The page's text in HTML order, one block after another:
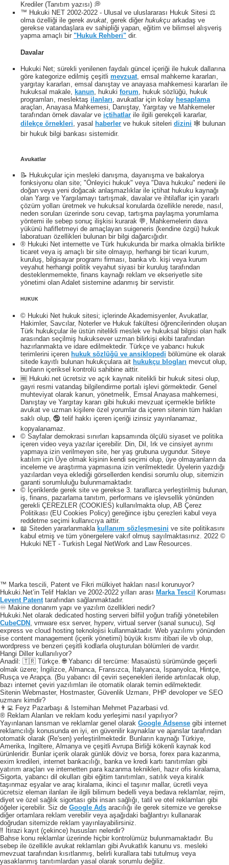
Krediler (Tanıtım yazısı) 💭
™ Hukuki NET 2002-2022 - Ulusal ve uluslararası Hukuk Sitesi ⚖️
olma özelliği ile gerek avukat, gerek diğer hukukçu arkadaş ve
gerekse vatandaşlara ev sahipliği yapan, eğitim ve bilimsel alışveriş
yapma amaçlı bir "Hukuk Rehberi" dir.
Davalar
Hukuki Net; sürekli yenilenen faydalı güncel içeriği ile hukuk dallarına
göre kategorize edilmiş çeşitli mevzuat , emsal mahkeme kararları,
yargıtay kararları, emsal danıştay ve anayasa mahkemesi kararları ile
hukuksal makale,
kanun , hukuki forum , hukuk sözlüğü, hukuk
programları, meslektaş ilanları , avukatlar için kolay hesaplama
araçları, Anayasa Mahkemesi, Danıştay, Yargıtay ve Mahkemeler
tarafından örnek davalarve içtihatlar ile ilgili gerekçeli kararlar,
dilekçe örnekleri , yasal haberler ve hukuk siteleri dizini 🕸 bulunan
bir hukuk bilgi bankası sistemidir.
Avukatlar
📝 Hukukçular için mesleki danışma, dayanışma ve bakalorya
fonksiyonu olan site; "Önleyici hukuk" veya "Dava hukuku" nedeni ile
doğan veya yeni doğacak anlaşmazlıklar ile içtihat hukuku kaynağı
olan Yargı ve Yargılamayı tartışmak, davalar ve ihtilaflar için yararlı
çözüm yolları üretmek ve hukuksal konularda özellikle nerede, nasıl,
neden soruları üzerinde soru cevap, tartışma paylaşma yorumlama
yöntemi ile sebep sonuç ilişkisi kurarak 💬, Mahkemelerin dava
yükünü hafifletmeyi de amaçlayan suigeneris (kendine özgü) hukuk
laboratuarı özellikleri bulunan bir bilgi dağarcığıdır.
® Hukuki Net internette ve Türk hukukunda bir marka olmakla birlikte
ticaret veya iş amaçlı bir site olmayıp, herhangi bir ticari kurum,
kuruluş, bilgisayar programı firması, banka vb. kişi veya kurum
veyahut herhangi politik veyahut siyasi bir kuruluş tarafından
desteklenmemekte, finans kaynağı reklam ve ekseriyetle site
yönetimi olan Adalet sistemine adanmış bir servistir.
HUKUK
© Hukuki Net hukuk sitesi; içlerinde Akademisyenler, Avukatlar,
Hakimler, Savcılar, Noterler ve Hukuk fakültesi öğrencilerinden oluşan
Türk hukukçular ile üstün nitelikli meslek ve hukuksal bilgisi olan halk
arasından seçilmiş hukuksever uzman bilirkişi ekibi tarafından
hazırlanmakta ve idare edilmektedir. Türkçe ve yabancı hukuk
terimlerini içeren hukuk sözlüğü ve ansiklopedi bölümüne ek olarak
sitede kayıtlı bulunan hukukçulara ait hukukçu blogları mevcut olup,
bunların içeriksel kontrolü sahibine aittir.
🆓 Hukuki.net ücretsiz ve açık kaynak nitelikli bir hukuk sitesi olup,
gayri resmi vatandaş bilgilendirme portalı işlevi görmektedir. Genel
muhteviyat olarak kanun, yönetmelik, Emsal Anayasa mahkemesi,
Danıştay ve Yargıtay kararı gibi hukuki mevzuat içermekle birlikte
avukat ve uzman kişilere özel yorumlar da içeren sitenin tüm hakları
saklı olup, 🕲 telif hakkı içeren içeriği izinsiz yayınlanamaz,
kopyalanamaz.
© Sayfalar demokrasi sınırları kapsamında ölçülü siyaset ve politika
içeren video veya yazılar içerebilir. Din, Dil, Irk ve cinsiyet ayrımı
yapmaya izin verilmeyen site, her yaş grubuna uygundur. Siteye
katılım için Üye olmak kişinin kendi seçimi olup, üye olmayanların da
inceleme ve araştırma yapmasına izin verilmektedir. Üyelerin yazdığı
yazılardan veya eklediği görsellerden kendisi sorumlu olup, sitemizin
garanti sorumluluğu bulunmamaktadır.
© İçeriklerde gerek site ve gerekse 3. taraflarca yerleştirilmiş bulunan,
iş, finans, pazarlama tanıtım, performans ve işlevsellik yönünden
gerekli ÇEREZLER (COOKIES) kullanılmakta olup, AB Çerez
Politikası (EU Cookies Policy) gereğince işbu çerezleri kabul veya
reddetme seçimi kullanıcıya aittir.
📖 Siteden yararlanmakla kullanım sözleşmesini ve site politikasını
kabul etmiş ve tüm yönergelere vakıf olmuş sayılmaktasınız. 2022 ©
Hukuki NET - Turkish Legal NetWork and Law Resources.
™ Marka tescili, Patent ve Fikri mülkiyet hakları nasıl korunuyor?
Hukuki.Net’in Telif Hakları ve 2002-2022 yılları arası Marka Tescil
Koruması
Levent Patenttarafından sağlanmaktadır.
♾️ Makine donanım yapı ve yazılım özellikleri nedir?
Hukuki.Net olarak dedicated hosting serveri bilfiil yoğun trafiği yönetebilen
CubeCDN , vmware esx server, hyperv, virtual server (sanal sunucu), Sql
express ve cloud hosting teknolojisi kullanmaktadır. Web yazılımı yönünden
ise content management (içerik yönetimi) büyük kısmı itibari ile vb olup,
wordpress ve benzeri çeşitli kodlarla oluşturulan bölümleri de vardır.
Hangi Diller kullanılıyor?
Anadil: 🇹🇷 Türkçe. 🌐 Yabancı dil tercüme: Masaüstü sürümünde geçerli
olmak üzere; İngilizce, Almanca, Fransızca, İtalyanca, İspanyolca, Hintçe,
Rusça ve Arapça. (Bu yabancı dil çeviri seçenekleri ileride artırılacak olup,
bazı internet çeviri yazılımları ile otomatik olarak temin edilmektedir.
Sitenin Webmaster, Hostmaster, Güvenlik Uzmanı, PHP devoloper ve SEO
uzmanı kimdir?
👨‍💻 Feyz Pazarbaşı & Istemihan Mehmet Pazarbasi vd.
® Reklam Alanları ve reklam kodu yerleşimi nasıl yapılıyor?
Yayınlanan lansman ve reklamlar genel olarak Google Adsense gibi internet
reklamcılığı konusunda en iyi, en güvenilir kaynaklar ve ajanslar tarafından
otomatik olarak (Re'sen) yerleştirilmektedir. Bunların kaynağı Türkiye,
Amerika, Ingiltere, Almanya ve çeşitli Avrupa Birliği kökenli kaynak kod
ürünleridir. Bunlar içerik olarak günlük döviz ve borsa, forex para kazanma,
exim kredileri, internet bankacılığı, banka ve kredi kartı tanıtımları gibi
yatırım araçları ve internetten para kazanma teknikleri, hazır ofis kiralama,
Sigorta, yabancı dil okulları gibi eğitim tanıtımları, satılık veya kiralık
taşınmaz eşyalar ve araç kiralama, ikinci el taşınır mallar, ücretli veya
ücretsiz eleman ilanları ile ilgili bilimum bedelli veya bedava reklamlar, rejim,
diyet ve özel sağlık sigortası gibi insan sağlığı, tatil ve otel reklamları gibi
öğeler içerebilir. Siz de Google Ads aracılığı ile gerek sitemize ve gerekse
diğer ortamlara reklam verebilir veya aşağıdaki bağlantıyı kullanarak
doğrudan sitemizde reklam yayınlayabilirsiniz.
‼️ İtirazi kayıt (çekince) hususları nelerdir?
Bahse konu reklamlar üzerinde hiçbir kontrolümüz bulunmamaktadır. Bu
sebep ile özellikle avukat reklamları gibi Avukatlık kanunu vs. mesleki
mevzuat tarafından kısıtlanmış, belirli kurallara tabi tutulmuş veya
yasaklanmış tanıtımlardan yasal olarak sorumlu değiliz.